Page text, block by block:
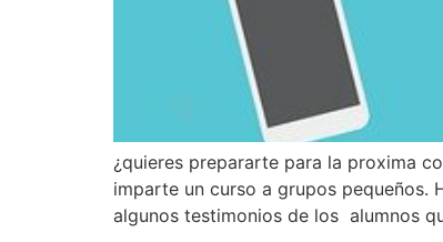
¿quieres prepararte para la proxima
imparte un curso a grupos pequeños.
algunos testimonios de los alumnos